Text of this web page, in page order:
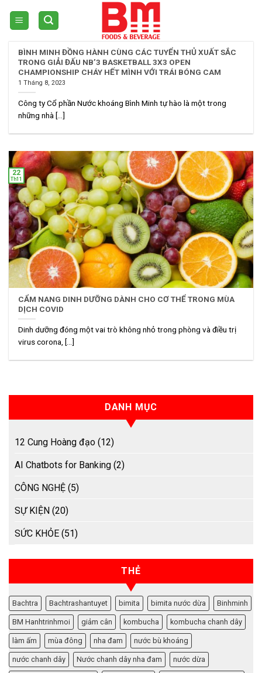
BÌNH MINH ĐỒNG HÀNH CÙNG CÁC TUYỂN THỦ XUẤT SẮC
TRONG GIẢI ĐẤU NB’3 BASKETBALL 3X3 OPEN
CHAMPIONSHIP CHÁY HẾT MÌNH VỚI TRÁI BÓNG CAM ️
1 Tháng 8, 2023
Công ty Cổ phần Nước khoáng Bình Minh tự hào là một trong
những nhà [...]
CẨM NANG DINH DƯỠNG DÀNH CHO CƠ THỂ TRONG MÙA
DỊCH COVID
Dinh dưỡng đóng một vai trò không nhỏ trong phòng và điều trị
virus corona, [...]
22
Th11
DANH MỤC
12 Cung Hoàng đạo (12)
AI Chatbots for Banking (2)
CÔNG NGHỆ (5)
SỰ KIỆN (20)
SỨC KHỎE (51)
THẺ
Bachtra Bachtrashantuyet bimita bimita nước dừa Binhminh
BM Hanhtrinhmoi giảm cân kombucha kombucha chanh dây
làm ấm mùa đông nha đam nước bù khoáng
nước chanh dây Nước chanh dây nha đam nước dừa